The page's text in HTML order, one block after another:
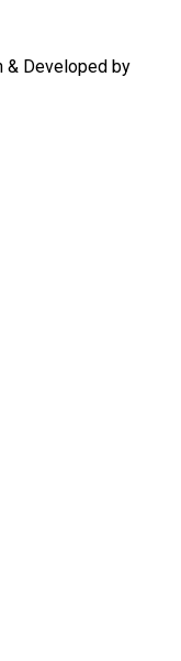
Developed by